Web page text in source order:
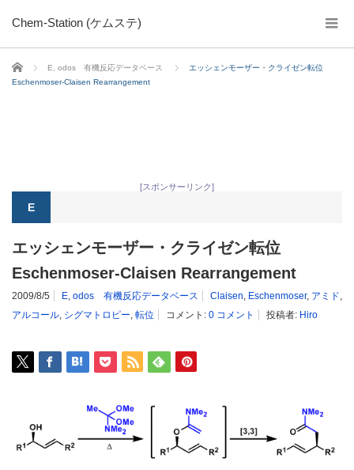
Chem-Station (ケムステ)
ホーム E odos 有機反応データベース
エッシェンモーザー・クライゼン転位
Eschenmoser-Claisen Rearrangement
[スポンサーリンク]
E
エッシェンモーザー・クライゼン転位
Eschenmoser-Claisen Rearrangement
2009/8/5 E, odos 有機反応データベース Claisen, Eschenmoser, アミド,
アルコール, シグマトロピー, 転位 コメント: 0 コメント 投稿者: Hiro